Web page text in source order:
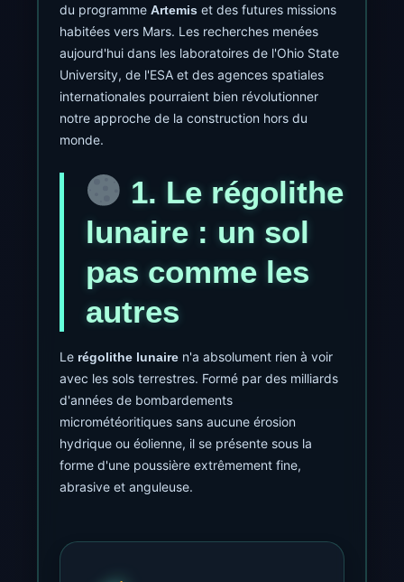
du programme Artemis et des futures missions
habitées vers Mars. Les recherches menées
aujourd'hui dans les laboratoires de l'Ohio State
University, de l'ESA et des agences spatiales
internationales pourraient bien révolutionner
notre approche de la construction hors du
monde.
1. Le régolithe
lunaire : un sol
pas comme les
autres
Le régolithe lunaire n'a absolument rien à voir
avec les sols terrestres. Formé par des milliards
d'années de bombardements
micrométéoritiques sans aucune érosion
hydrique ou éolienne, il se présente sous la
forme d'une poussière extrêmement fine,
abrasive et anguleuse.